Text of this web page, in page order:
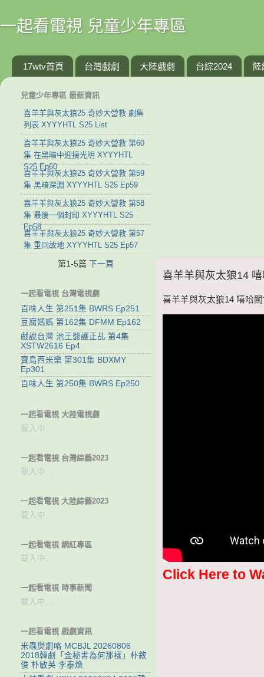
一起看電視 兒童少年專區
17wtv首頁 台灣戲劇 大陸戲劇 台綜2024 陸
喜羊羊與灰太狼14
喜羊羊與灰太狼14 嘻哈
Click Here to
兒童少年專區 最新資訊
喜羊羊與灰太狼25 奇妙大營救 劇集
列表 XYYYHTL S25 List
喜羊羊與灰太狼25 奇妙大營救 第60
集 在黑暗中迎接光明 XYYYHTL
S25 Ep60
喜羊羊與灰太狼25 奇妙大營救 第59
集 黑暗深淵 XYYYHTL S25 Ep59
喜羊羊與灰太狼25 奇妙大營救 第58
集 最後一個封印 XYYYHTL S25
Ep58
喜羊羊與灰太狼25 奇妙大營救 第57
集 重回故地 XYYYHTL S25 Ep57
第1-5篇 下一頁
一起看電視 台灣電視劇
百味人生 第251集 BWRS Ep251
豆腐媽媽 第162集 DFMM Ep162
戲說台灣 池王爺護正乩 第4集
XSTW2616 Ep4
寶島西米樂 第301集 BDXMY
Ep301
百味人生 第250集 BWRS Ep250
一起看電視 大陸電視劇
載入中…
一起看電視 台灣綜藝2023
載入中…
一起看電視 大陸綜藝2023
載入中…
一起看電視 網紅專區
載入中…
一起看電視 時事新聞
載入中…
一起看電視 戲劇資訊
米蟲煲劇咯 MCBJL 20260806
2018韓劇「金秘書為何那樣」朴敘
俊 朴敏英 李泰煥